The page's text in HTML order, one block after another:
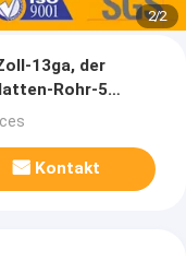
2/2
13ga, der
Rohr-5
Kontakt